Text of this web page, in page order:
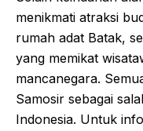
menikmati atraksi
rumah adat Batak,
yang memikat
mancanegara.
Samosir sebagai
Indonesia. Untuk